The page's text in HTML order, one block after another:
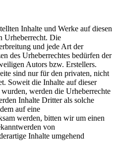
Inhalte und Werke auf diesen
Urheberrecht. Die
und jede Art der
des Urheberrechtes bedürfen der
Autors bzw. Erstellers.
sind nur für den privaten, nicht
Soweit die Inhalte auf dieser
werden die Urheberrechte
Inhalte Dritter als solche
auf eine
werden, bitten wir um einen
von
Inhalte umgehend